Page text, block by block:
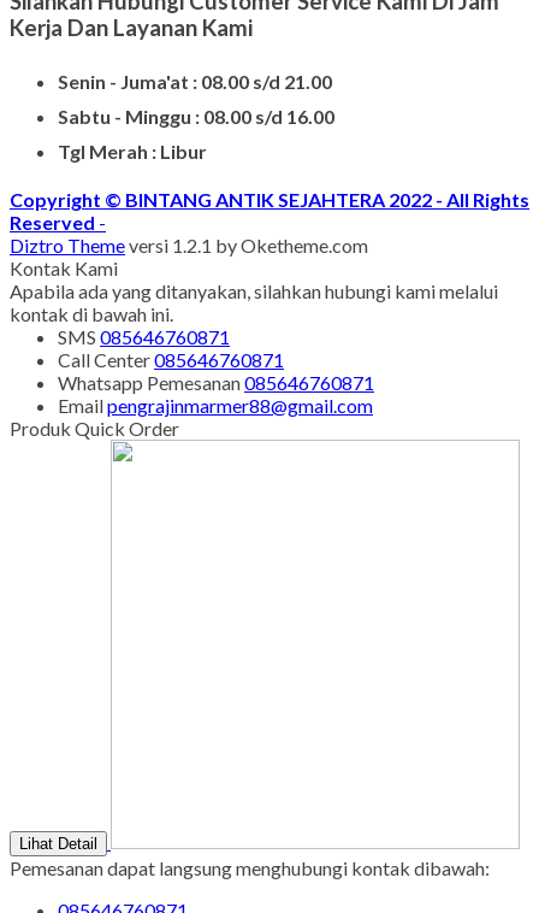
Model Makam Bahan Granit
Makam Batu Alam
Kijing Makam Marmer Termurah
Harg Nisan Marmer Kotak
Makam Kristen Modern
SUPPORT
Silahkan Hubungi Customer Service Kami Di Jam
Kerja Dan Layanan Kami
Senin - Juma'at : 08.00 s/d 21.00
Sabtu - Minggu : 08.00 s/d 16.00
Tgl Merah : Libur